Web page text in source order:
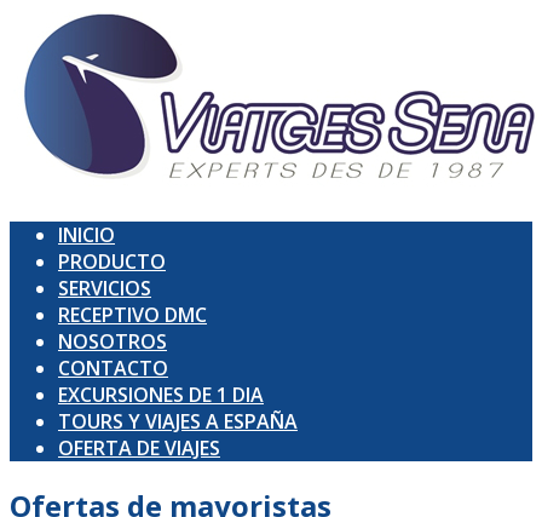
INICIO
PRODUCTO
SERVICIOS
RECEPTIVO DMC
NOSOTROS
CONTACTO
EXCURSIONES DE 1 DIA
TOURS Y VIAJES A ESPAÑA
OFERTA DE VIAJES
Ofertas de mayoristas